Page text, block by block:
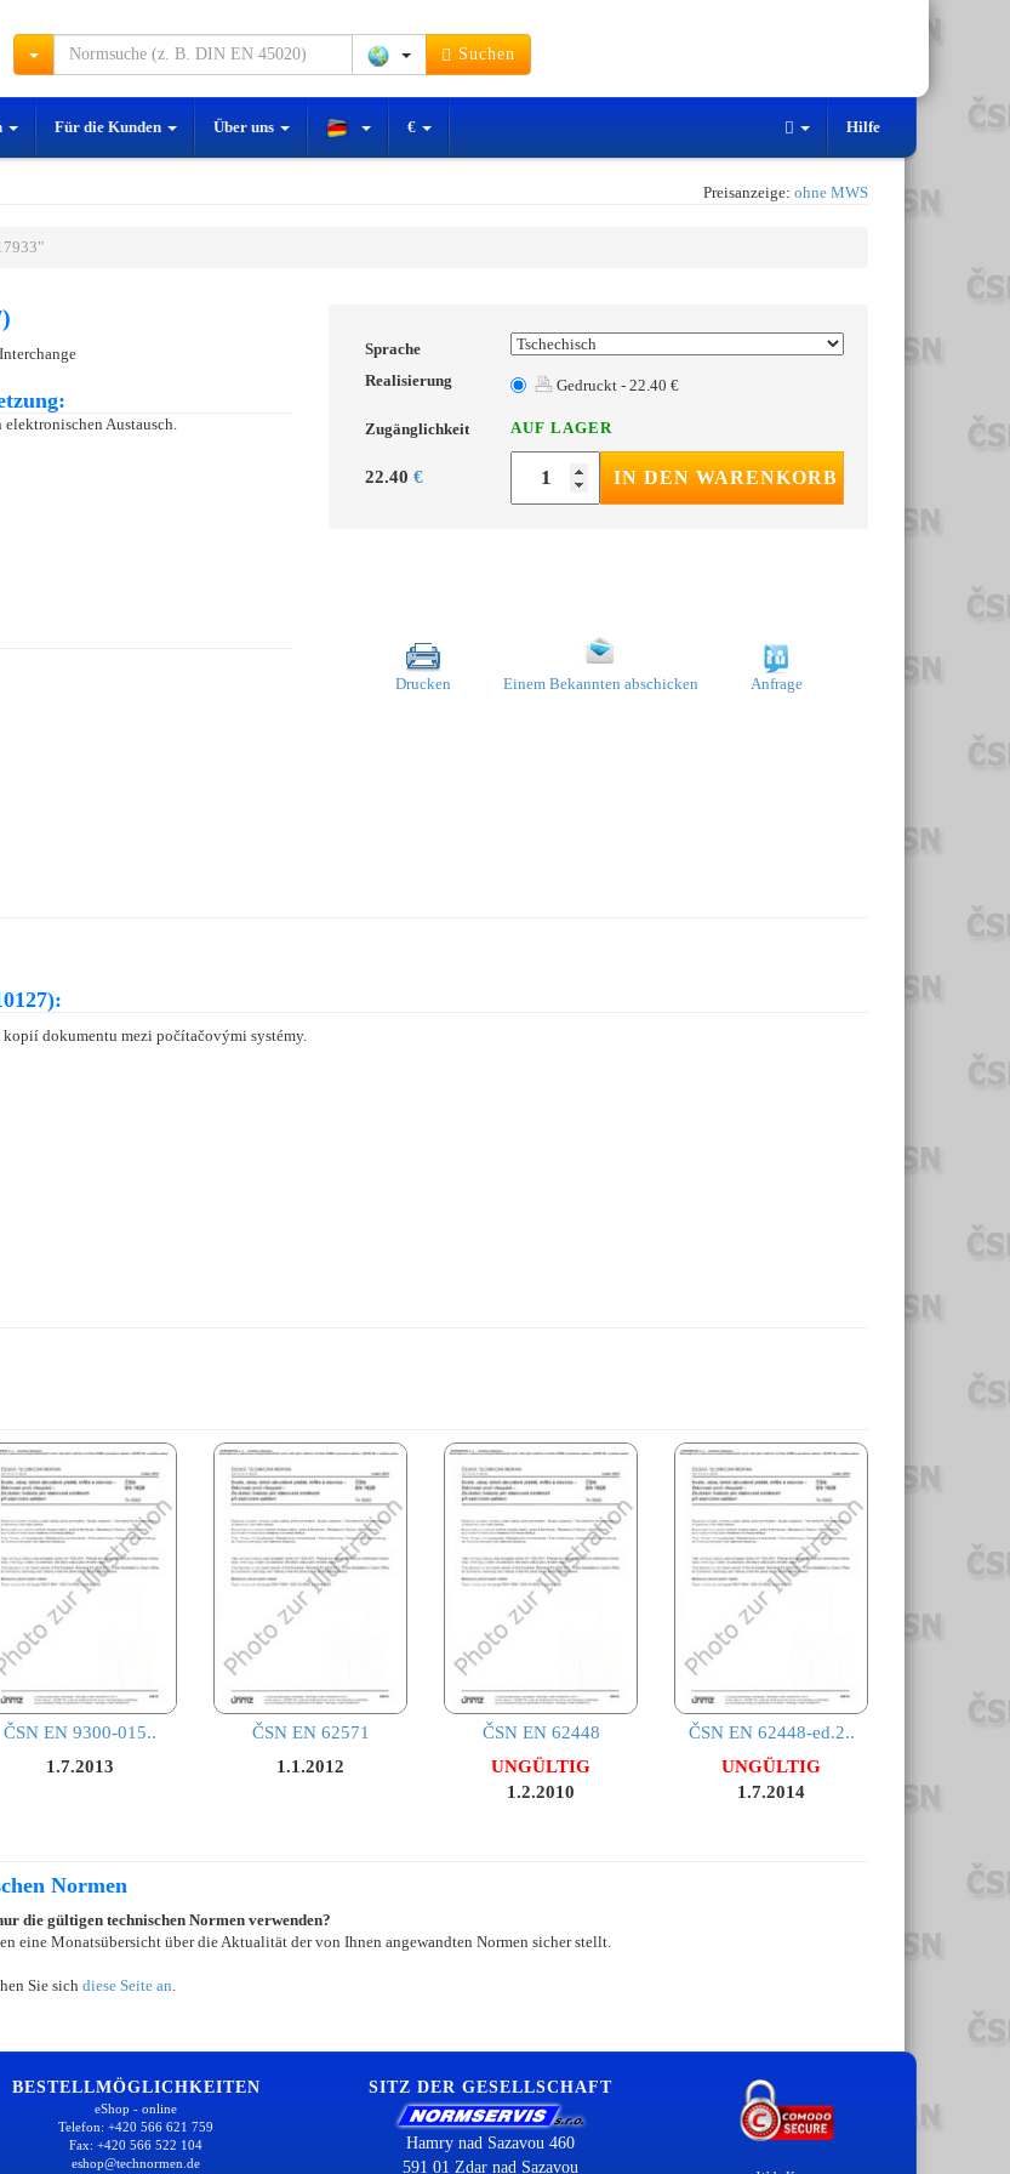
Suchen
Für die Kunden Über uns € Hilfe
Preisanzeige: ohne MWS
Austausch.
Sprache
Realisierung
Gedruckt - 22.40 €
Zugänglichkeit AUF LAGER
22.40 € IN DEN WARENKORB
Drucken Einem Bekannten abschicken Anfrage
dokumentu mezi počítačovými systémy.
ČSN EN 9300-015..
1.7.2013
ČSN EN 62571
1.1.2012
ČSN EN 62448
UNGÜLTIG
1.2.2010
ČSN EN 62448-ed.2..
UNGÜLTIG
1.7.2014
Normen
die gültigen technischen Normen verwenden?
eine Monatsübersicht über die Aktualität der von Ihnen angewandten Normen sicher stellt.
Sie sich diese Seite an.
BESTELLMÖGLICHKEITEN
eShop - online
Telefon: +420 566 621 759
Fax: +420 566 522 104
eshop@technormen.de
SITZ DER GESELLSCHAFT
Hamry nad Sazavou 460
591 01 Zdar nad Sazavou